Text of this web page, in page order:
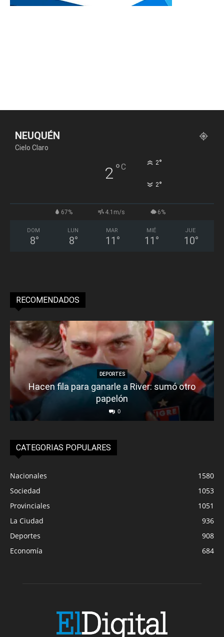
NEUQUÉN
Cielo Claro
2°C 2°
2°
67% 4.1m/s 6%
DOM
8°
LUN
8°
MAR
11 °
MIÉ
11 °
JUE
10°
RECOMENDADOS
DEPORTES
Hacen fila para ganarle a River: sumó otro
papelón
0
CATEGORIAS POPULARES
Nacionales
1580
Sociedad
1053
Provinciales
1051
La Ciudad
936
Deportes
908
Economía
684